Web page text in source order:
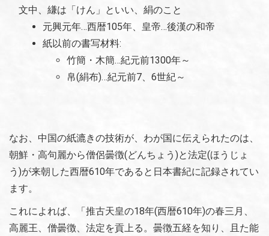
文中、縑は「けん」といい、絹のこと
元興元年…西暦105年、皇帝…後漢の和帝
紙以前の書写材料:
竹簡・木簡…紀元前1300年～
帛(絹布)…紀元前7、6世紀～
なお、中国の紙漉きの技術が、わが国に伝えられたのは、
朝鮮・高句麗から僧侶曇徴(どんちょう)と法定(ほうじょ
う)が来朝した西暦610年であると日本書紀に記録されてい
ます。
これによれば、「推古天皇の18年(西暦610年)の春三月、
高麗王、僧曇徴、法定を貢上る。曇徴五経を知り、且た能